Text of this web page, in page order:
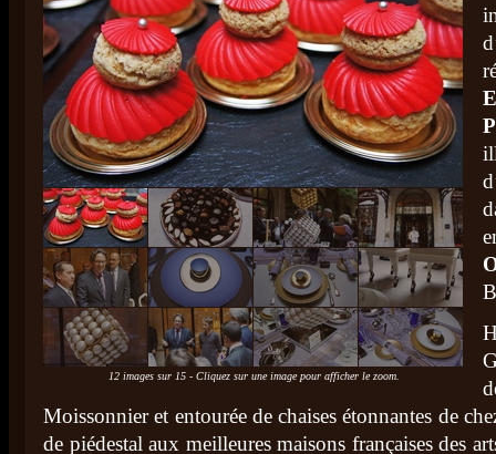
12 images sur 15 - Cliquez sur une image pour afficher le zoom.
Moissonnier et entourée de chaises étonnantes de
de piédestal aux meilleures maisons françaises des